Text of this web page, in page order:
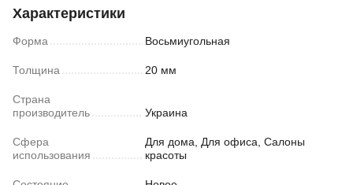
Характеристики
Форма Восьмиугольная
Толщина 20 мм
Страна
производитель
Украина
Сфера
использования
Для дома, Для офиса, Салоны
красоты